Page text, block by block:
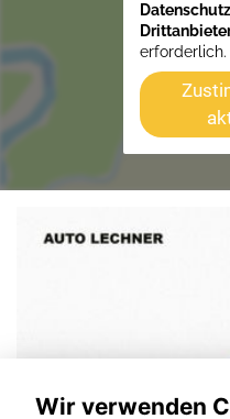
erforderlich.
Wir verwenden